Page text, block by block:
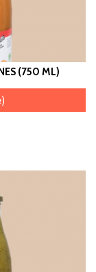
(750 ML)